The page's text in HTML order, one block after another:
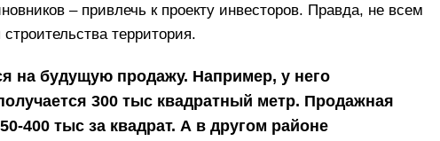
– привлечь к проекту инвесторов. Правда, не всем
территория.
на будущую продажу. Например, у него
300 тыс квадратный метр. Продажная
400 тыс за квадрат. А в другом районе